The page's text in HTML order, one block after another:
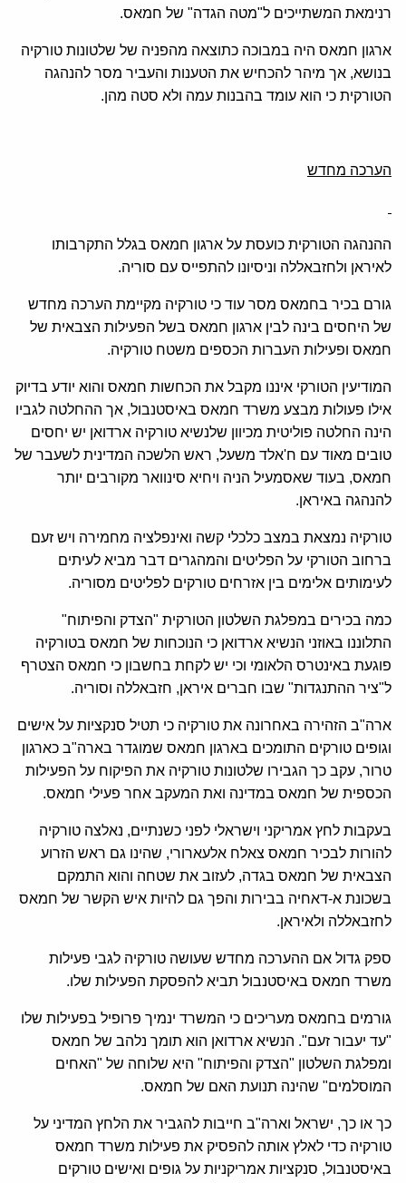
רנימאת המשתייכים ל"מטה הגדה" של חמאס.
ארגון חמאס היה במבוכה כתוצאה מהפניה של שלטונות טורקיה
בנושא, אך מיהר להכחיש את הטענות והעביר מסר להנהגה
הטורקית כי הוא עומד בהבנות עמה ולא סטה מהן.
הערכה מחדש
ההנהגה הטורקית כועסת על ארגון חמאס בגלל התקרבותו
לאיראן ולחזבאללה וניסיונו להתפייס עם סוריה.
גורם בכיר בחמאס מסר עוד כי טורקיה מקיימת הערכה מחדש
של היחסים בינה לבין ארגון חמאס בשל הפעילות הצבאית של
חמאס ופעילות העברות הכספים משטח טורקיה.
המודיעין הטורקי איננו מקבל את הכחשות חמאס והוא יודע בדיוק
אילו פעולות מבצע משרד חמאס באיסטנבול, אך ההחלטה לגביו
הינה החלטה פוליטית מכיוון שלנשיא טורקיה ארדואן יש יחסים
טובים מאוד עם ח'אלד משעל, ראש הלשכה המדינית לשעבר של
חמאס, בעוד שאסמעיל הניה ויחיא סינוואר מקורבים יותר
להנהגה באיראן.
טורקיה נמצאת במצב כלכלי קשה ואינפלציה מחמירה ויש זעם
ברחוב הטורקי על הפליטים והמהגרים דבר מביא לעיתים
לעימותים אלימים בין אזרחים טורקים לפליטים מסוריה.
כמה בכירים במפלגת השלטון הטורקית "הצדק והפיתוח"
התלוננו באוזני הנשיא ארדואן כי הנוכחות של חמאס בטורקיה
פוגעת באינטרס הלאומי וכי יש לקחת בחשבון כי חמאס הצטרף
ל"ציר ההתנגדות" שבו חברים איראן, חזבאללה וסוריה.
ארה"ב הזהירה באחרונה את טורקיה כי תטיל סנקציות על אישים
וגופים טורקים התומכים בארגון חמאס שמוגדר בארה"ב כארגון
טרור, עקב כך הגבירו שלטונות טורקיה את הפיקוח על הפעילות
הכספית של חמאס במדינה ואת המעקב אחר פעילי חמאס.
בעקבות לחץ אמריקני וישראלי לפני כשנתיים, נאלצה טורקיה
להורות לבכיר חמאס צאלח אלעארורי, שהינו גם ראש הזרוע
הצבאית של חמאס בגדה, לעזוב את שטחה והוא התמקם
בשכונת א-דאחיה בבירות והפך גם להיות איש הקשר של חמאס
לחזבאללה ולאיראן.
ספק גדול אם ההערכה מחדש שעושה טורקיה לגבי פעילות
משרד חמאס באיסטנבול תביא להפסקת הפעילות שלו.
גורמים בחמאס מעריכים כי המשרד ינמיך פרופיל בפעילות שלו
"עד יעבור זעם". הנשיא ארדואן הוא תומך נלהב של חמאס
ומפלגת השלטון "הצדק והפיתוח" היא שלוחה של "האחים
המוסלמים" שהינה תנועת האם של חמאס.
כך או כך, ישראל וארה"ב חייבות להגביר את הלחץ המדיני על
טורקיה כדי לאלץ אותה להפסיק את פעילות משרד חמאס
באיסטנבול, סנקציות אמריקניות על גופים ואישים טורקים